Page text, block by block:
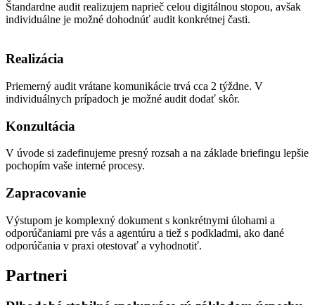
Štandardne audit realizujem naprieč celou digitálnou stopou, avšak
individuálne je možné dohodnúť audit konkrétnej časti.
Realizácia
Priemerný audit vrátane komunikácie trvá cca 2 týždne. V
individuálnych prípadoch je možné audit dodať skôr.
Konzultácia
V úvode si zadefinujeme presný rozsah a na základe briefingu lepšie
pochopím vaše interné procesy.
Zapracovanie
Výstupom je komplexný dokument s konkrétnymi úlohami a
odporúčaniami pre vás a agentúru a tiež s podkladmi, ako dané
odporúčania v praxi otestovať a vyhodnotiť.
Partneri